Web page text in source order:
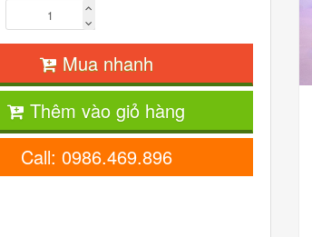
Mua nhanh
Thêm vào giỏ hàng
Call: 0986.469.896